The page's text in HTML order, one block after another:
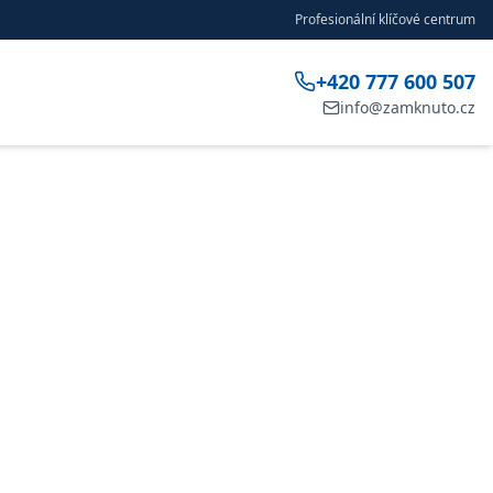
Profesionální klíčové centrum
+420 777 600 507
info@zamknuto.cz